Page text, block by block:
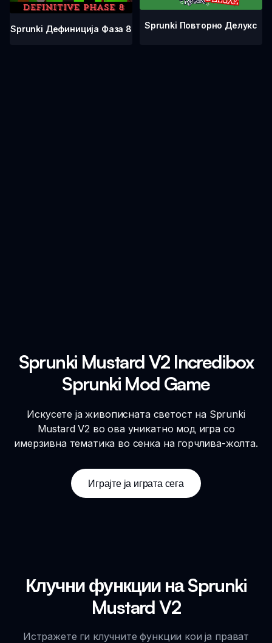
Sprunki Дефиниција Фаза 8 Sprunki Повторно Делукс
Sprunki Mustard V2 Incredibox
Sprunki Mod Game
Искусете ја живописната светост на Sprunki
Mustard V2 во ова уникатно мод игра со
имерзивна тематика во сенка на горчлива-жолта.
Играјте ја играта сега
Клучни функции на Sprunki
Mustard V2
Истражете ги клучните функции кои ја прават